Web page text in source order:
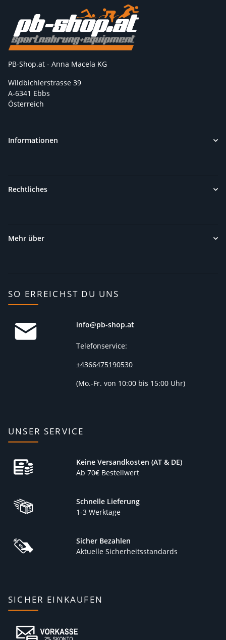
PB-Shop.at - Anna Macela KG
Wildbichlerstrasse 39
A-6341 Ebbs
Österreich
Informationen
Rechtliches
Mehr über
SO ERREICHST DU UNS
info@pb-shop.at
Telefonservice:
+4366475190530
(Mo.-Fr. von 10:00 bis 15:00 Uhr)
UNSER SERVICE
Keine Versandkosten (AT & DE)
Ab 70€ Bestellwert
Schnelle Lieferung
1-3 Werktage
Sicher Bezahlen
Aktuelle Sicherheitsstandards
SICHER EINKAUFEN